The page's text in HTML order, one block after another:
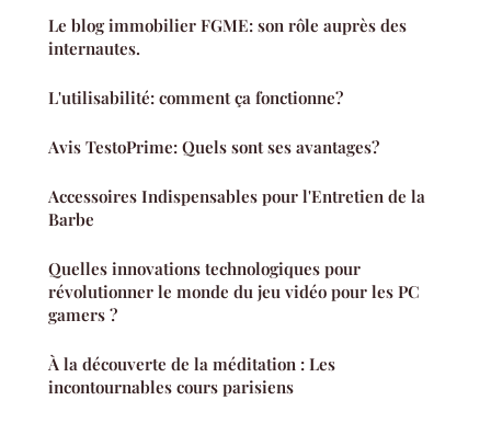
Le blog immobilier FGME: son rôle auprès des
internautes.
L'utilisabilité: comment ça fonctionne?
Avis TestoPrime: Quels sont ses avantages?
Accessoires Indispensables pour l'Entretien de la
Barbe
Quelles innovations technologiques pour
révolutionner le monde du jeu vidéo pour les PC
gamers ?
À la découverte de la méditation : Les
incontournables cours parisiens